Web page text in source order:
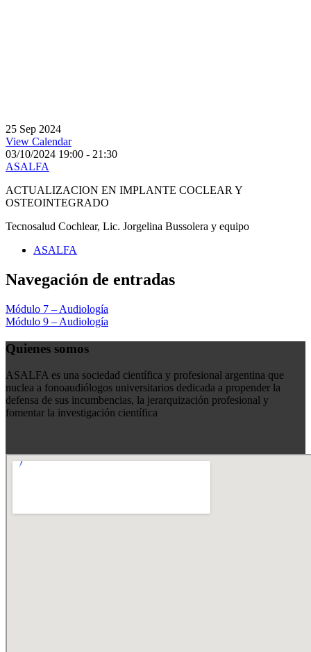
25 Sep 2024
View Calendar
03/10/2024 19:00 - 21:30
ASALFA
ACTUALIZACION EN IMPLANTE COCLEAR Y
OSTEOINTEGRADO
Tecnosalud Cochlear, Lic. Jorgelina Bussolera y equipo
ASALFA
Navegación de entradas
Módulo 7 – Audiología
Módulo 9 – Audiología
Quienes somos
ASALFA es una sociedad científica y profesional argentina que
nuclea a fonoaudiólogos universitarios dedicada a propender la
defensa de sus incumbencias, la jerarquización profesional y
fomentar la investigación científica